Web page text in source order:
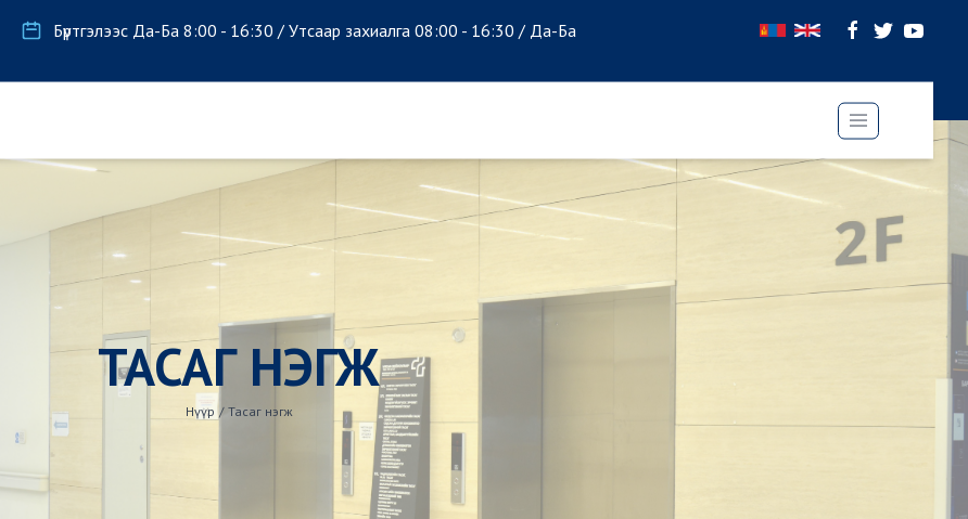
Бүртгэлээс Да-Ба 8:00 - 16:30 / Утсаар захиалга 08:00 - 16:30 / Да-Ба
ТАСАГ НЭГЖ
Нүүр / Тасаг нэгж